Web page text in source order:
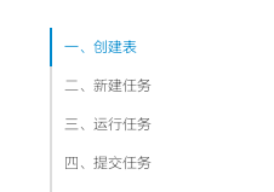
位查询
一、创建表
二、新建任务
三、运行任务
四、提交任务